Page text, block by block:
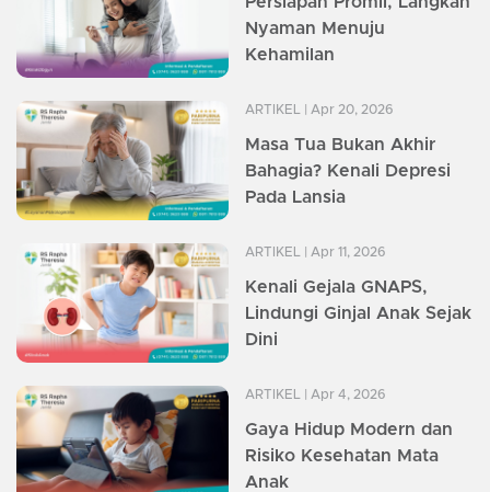
Nyaman Menuju
Kehamilan
ARTIKEL | Apr 20, 2026
Masa Tua Bukan Akhir
Bahagia? Kenali Depresi
Pada Lansia
ARTIKEL | Apr 11, 2026
Kenali Gejala GNAPS,
Lindungi Ginjal Anak Sejak
Dini
ARTIKEL | Apr 4, 2026
Gaya Hidup Modern dan
Risiko Kesehatan Mata
Anak